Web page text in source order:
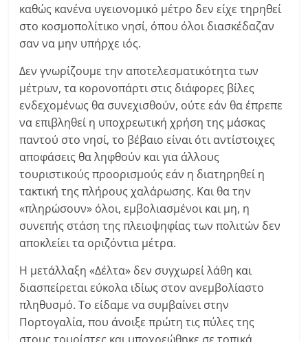
καθώς κανένα υγειονομικό μέτρο δεν είχε τηρηθεί
στο κοσμοπολίτικο νησί, όπου όλοι διασκέδαζαν
σαν να μην υπήρχε ιός.
Δεν γνωρίζουμε την αποτελεσματικότητα των
μέτρων, τα κορονοπάρτι στις διάφορες βίλες
ενδεχομένως θα συνεχισθούν, ούτε εάν θα έπρεπε
να επιβληθεί η υποχρεωτική χρήση της μάσκας
παντού στο νησί, το βέβαιο είναι ότι αντίστοιχες
αποφάσεις θα ληφθούν και για άλλους
τουριστικούς προορισμούς εάν η διατηρηθεί η
τακτική της πλήρους χαλάρωσης. Και θα την
«πληρώσουν» όλοι, εμβολιασμένοι και μη, η
συνεπής στάση της πλειοψηφίας των πολιτών δεν
αποκλείει τα οριζόντια μέτρα.
Η μετάλλαξη «Δέλτα» δεν συγχωρεί λάθη και
διασπείρεται εύκολα ιδίως στον ανεμβολίαστο
πληθυσμό. Το είδαμε να συμβαίνει στην
Πορτογαλία, που άνοιξε πρώτη τις πύλες της